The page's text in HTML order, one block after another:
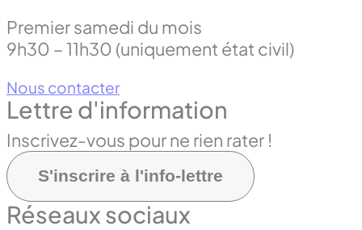
Premier samedi du mois
9h30 – 11h30 (uniquement état civil)
Nous contacter
Lettre d'information
Inscrivez-vous pour ne rien rater !
S'inscrire à l'info-lettre
Réseaux sociaux